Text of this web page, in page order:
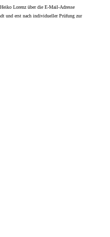
Lorenz über die E-Mail-Adresse
und erst nach individueller Prüfung zur